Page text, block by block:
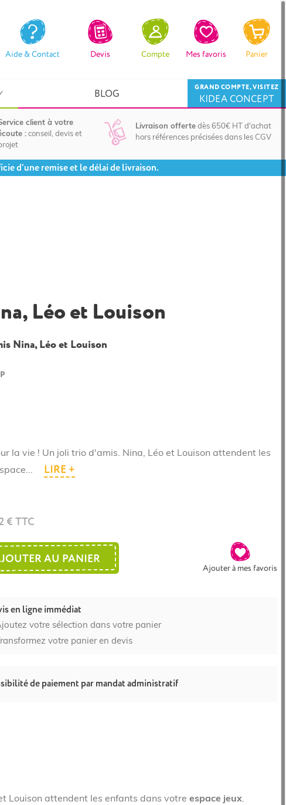
Aide & Contact Devis Compte Mes favoris Panier
BLOG KIDEA CONCEPT
GRAND COMPTE, VISITEZ
client à votre
: conseil, devis et
Livraison offerte dès 650€ HT d'achat
hors références précisées dans les CGV
d’une remise et le délai de livraison.
Léo et Louison
Nina, Léo et Louison
la vie ! Un joli trio d'amis. Nina, Léo et Louison attendent les
LIRE +
€ TTC
AU PANIER
Ajouter à mes favoris
en ligne immédiat
votre sélection dans votre panier
votre panier en devis
de paiement par mandat administratif
Louison attendent les enfants dans votre espace jeux.